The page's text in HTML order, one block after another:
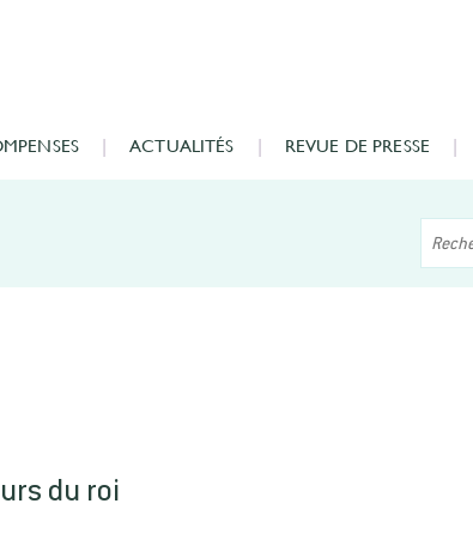
ACTUALITÉS REVUE DE PRESSE
du roi